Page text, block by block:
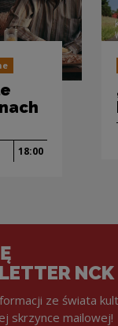
18:00
NCK
ze świata
skrzynce mailowej!